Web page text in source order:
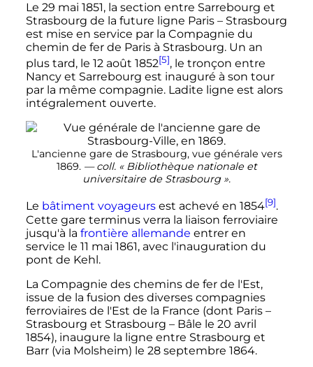
Le 29 mai 1851, la section entre Sarrebourg et
Strasbourg de la future ligne Paris – Strasbourg
est mise en service par la Compagnie du
chemin de fer de Paris à Strasbourg. Un an
plus tard, le 12 août 1852[5], le tronçon entre
Nancy et Sarrebourg est inauguré à son tour
par la même compagnie. Ladite ligne est alors
intégralement ouverte.
L'ancienne gare de Strasbourg, vue générale vers
1869. —coll. « Bibliothèque nationale et
universitaire de Strasbourg».
Le bâtiment voyageursest achevé en 1854[9].
Cette gare terminus verra la liaison ferroviaire
jusqu'à la frontière allemande entrer en
service le 11 mai 1861, avec l'inauguration du
pont de Kehl.
La Compagnie des chemins de fer de l'Est,
issue de la fusion des diverses compagnies
ferroviaires de l'Est de la France (dont Paris –
Strasbourg et Strasbourg – Bâle le 20 avril
1854), inaugure la ligne entre Strasbourg et
Barr (via Molsheim) le 28 septembre 1864.